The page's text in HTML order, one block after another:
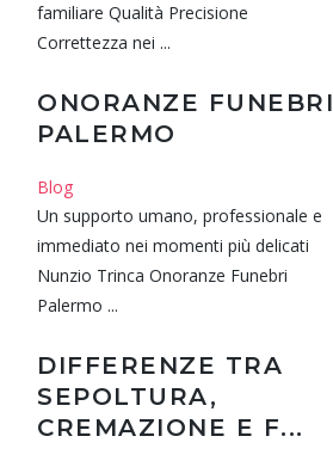
familiare Qualità Precisione
Correttezza nei ...
ONORANZE FUNEBRI
PALERMO
Blog
Un supporto umano, professionale e
immediato nei momenti più delicati
Nunzio Trinca Onoranze Funebri
Palermo ...
DIFFERENZE TRA
SEPOLTURA,
CREMAZIONE E F...